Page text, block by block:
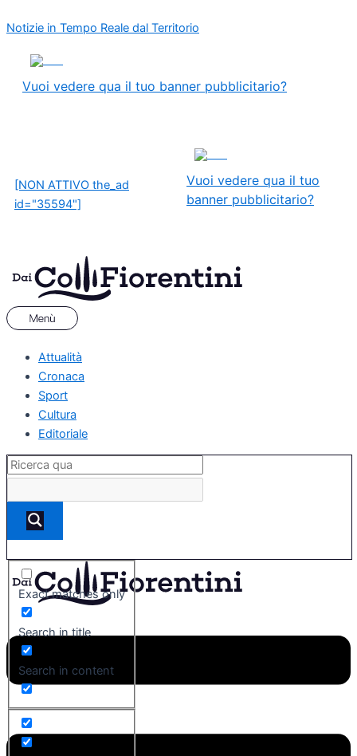
al
Notizie in Tempo Reale dal Territorio
Vuoi vedere qua il tuo banner pubblicitario?
[NON ATTIVO the_ad
id="35594"]
Vuoi vedere qua il tuo
banner pubblicitario?
Attualità
Cronaca
Sport
Cultura
Editoriale
Exact matches only
Search in title
Search in content
articoli